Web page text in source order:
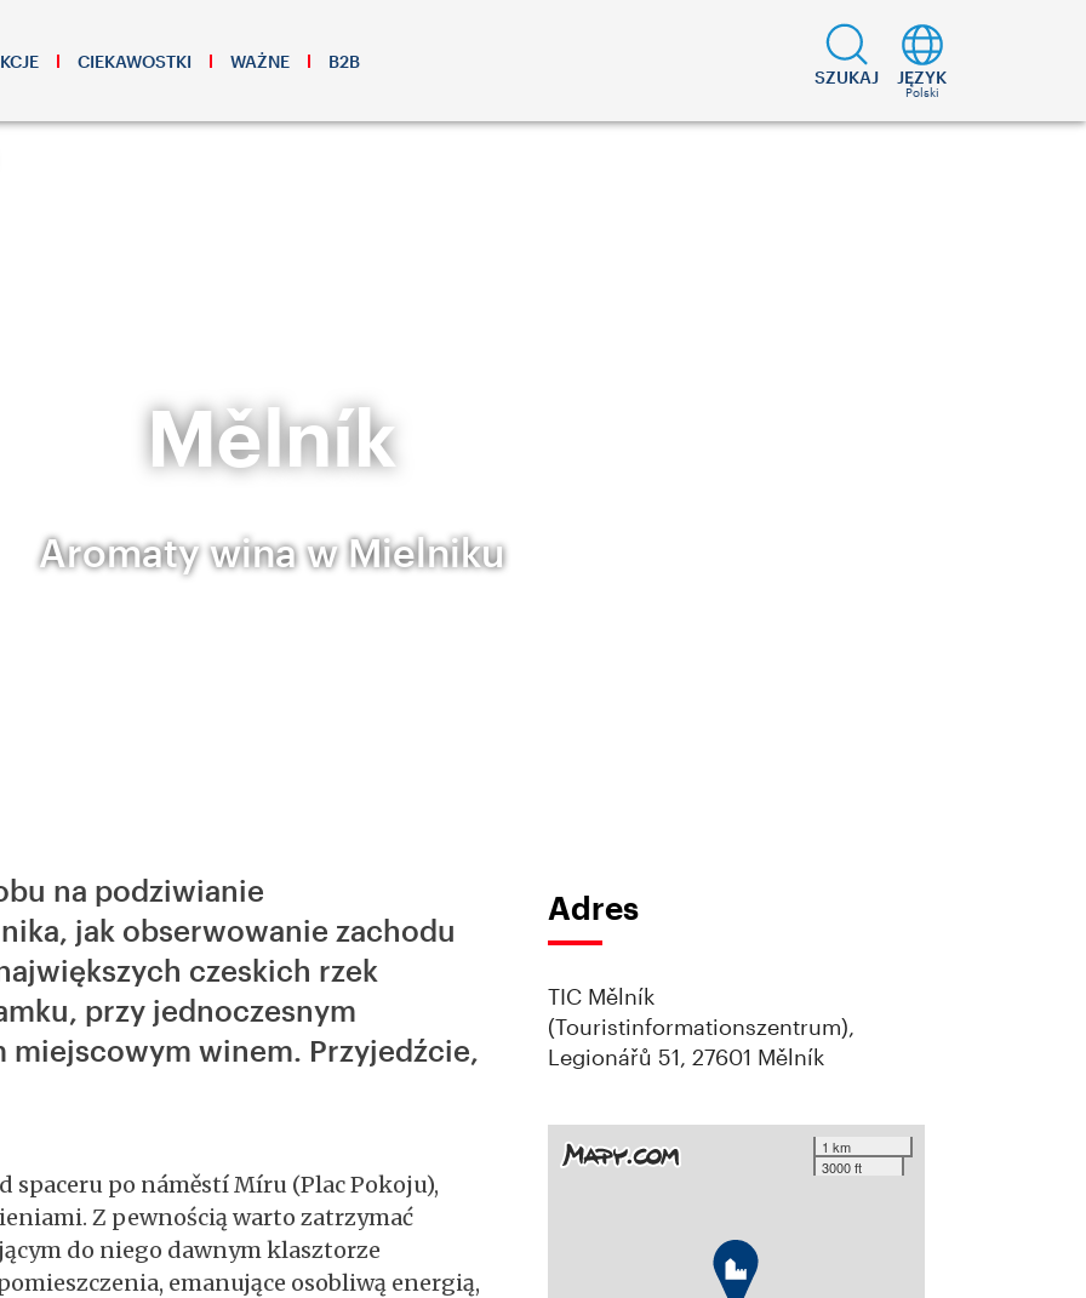
CIEKAWOSTKI WAŻNE B2B
SZUKAJ JĘZYK
Polski
Mělník
Aromaty wina w Mielniku
na podziwianie
jak obserwowanie zachodu
czeskich rzek
przy jednoczesnym
miejscowym winem. Przyjedźcie,
spaceru po náměstí Míru (Plac Pokoju),
Z pewnością warto zatrzymać
do niego dawnym klasztorze
emanujące osobliwą energią,
Adres
TIC Mělník
(Touristinformationszentrum),
Legionářů 51, 27601 Mělník
1 km
3000 ft